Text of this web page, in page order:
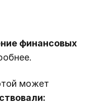
финансовых
может